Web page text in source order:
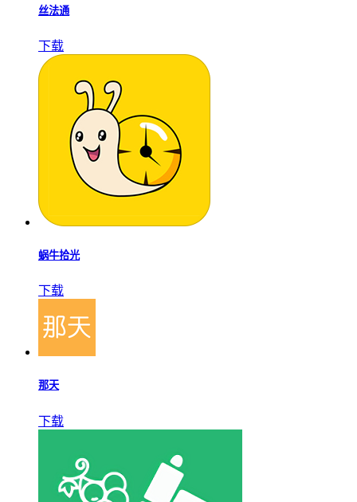
丝法通
下载
蜗牛拾光
下载
那天
下载